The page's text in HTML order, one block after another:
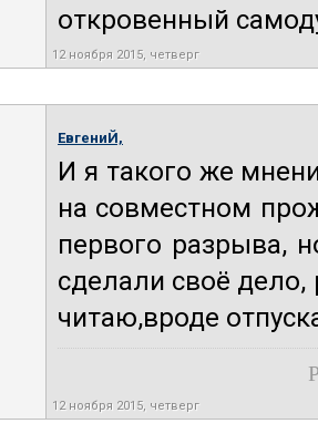
откровенный
12 ноября 2015, четверг
ЕвгениЙ,
И я такого же
на совместном
первого разрыва,
сделали своё дело,
читаю,вроде
12 ноября 2015, четверг